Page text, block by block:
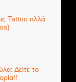
Tattoo αλλά
Δείτε το